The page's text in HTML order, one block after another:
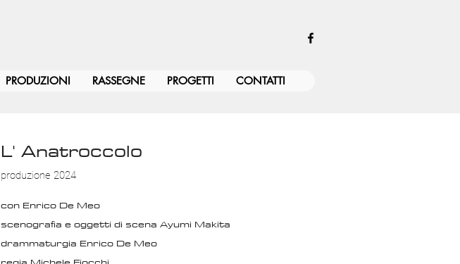
PRODUZIONI RASSEGNE PROGETTI CONTATTI
L' Anatroccolo
produzione 2024
con Enrico De Meo
scenografia e oggetti di scena Ayumi Makita
drammaturgia Enrico De Meo